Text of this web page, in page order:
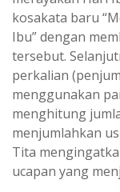
kosakata baru
Ibu” dengan
tersebut.
perkalian
menggunakan
menghitung
menjumlahkan
Tita
ucapan yang